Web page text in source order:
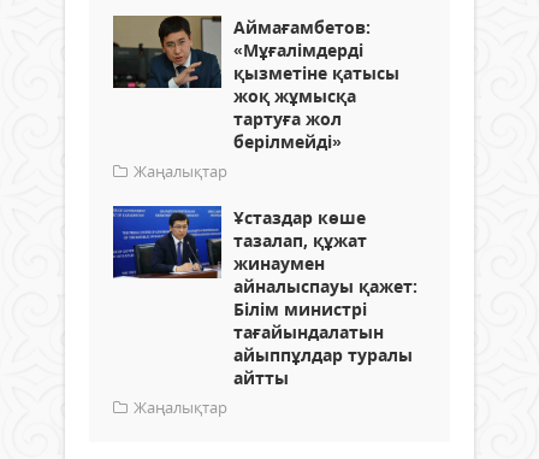
Аймағамбетов:
«Мұғалімдерді
қызметіне қатысы
жоқ жұмысқа
тартуға жол
берілмейді»
Жаңалықтар
Ұстаздар көше
тазалап, құжат
жинаумен
айналыспауы қажет:
Білім министрі
тағайындалатын
айыппұлдар туралы
айтты
Жаңалықтар